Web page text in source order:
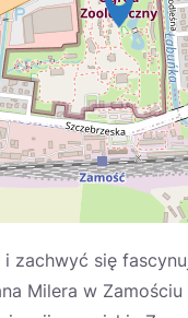
zachwyć się
Milera w